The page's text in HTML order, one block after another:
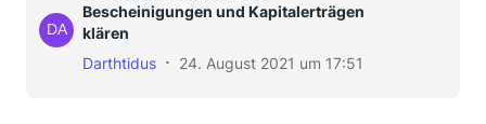
Bescheinigungen und Kapitalerträgen
klären
Darthtidus
24. August 2021 um 17:51